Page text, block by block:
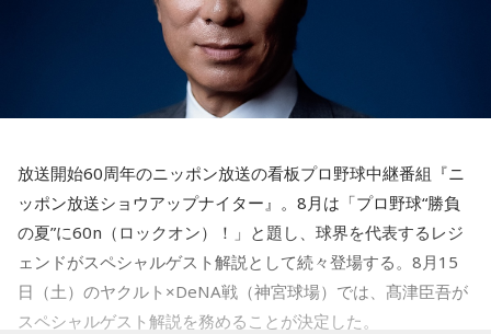
天使も悪魔も、どちらもあなたの一部。自分の中の両方を知
っておくことが、いざという時の本当の強さになるのかもし
■監修者プロフィール：蝶ちょ（ちょうちょ）
池袋占い館セレーネ所属。電話占いメルにも出演。第六感で
人の想いを捉える羅針盤ヒーラー。霊感タロット、四柱推
命、宿曜占星術でオーダーメイドの鑑定を手掛ける。転職、
結婚、離別など多くの経験から、今どう動くべきか悩む人に
寄り添いナビゲートする。
Webサイト：https://selene-uranai.com/
説を務めるのは2013年以来、13年ぶりとなる。
ペナントレースも終盤に差し掛かり、古巣・ヤクルトにとっ
て勝負の夏となる神宮球場の一戦での髙津氏ならではの視点
『ニッポン放送ショウアップナイター』では、今後も60周年
のアニバーサリーイヤーにふさわしい球界のレジェンドたち
がスペシャルゲスト解説者として登場する。さらに、リスナ
ーにとって嬉しい夏の味覚や現金が当たるプレゼント企画も
実施する。
放送開始60周年のニッポン放送の看板プロ野球中継番組『ニ
ッポン放送ショウアップナイター』。8月は「プロ野球“勝負
の夏”に60n（ロックオン）！」と題し、球界を代表するレジ
ェンドがスペシャルゲスト解説として続々登場する。8月15
日（土）のヤクルト×DeNA戦（神宮球場）では、髙津臣吾が
スペシャルゲスト解説を務めることが決定した。